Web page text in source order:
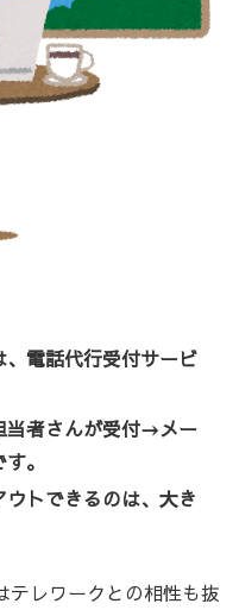
電話代行受付サービ
当者さんが受付→メー
。
トできるのは、大き
テレワークとの相性も抜